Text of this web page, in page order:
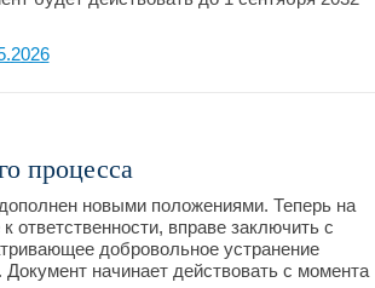
процесса
новыми положениями. Теперь на
ответственности, вправе заключить с
добровольное устранение
начинает действовать с момента